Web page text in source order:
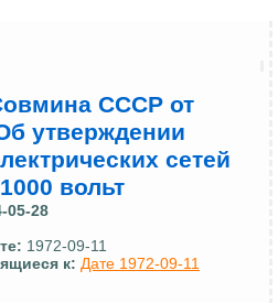
СССР от
утверждении
сетей
вольт
05-28
1972-09-11
к: Дате 1972-09-11